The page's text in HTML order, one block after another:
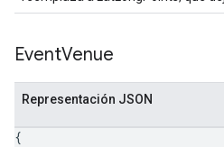
EventVenue
Representación JSON
{